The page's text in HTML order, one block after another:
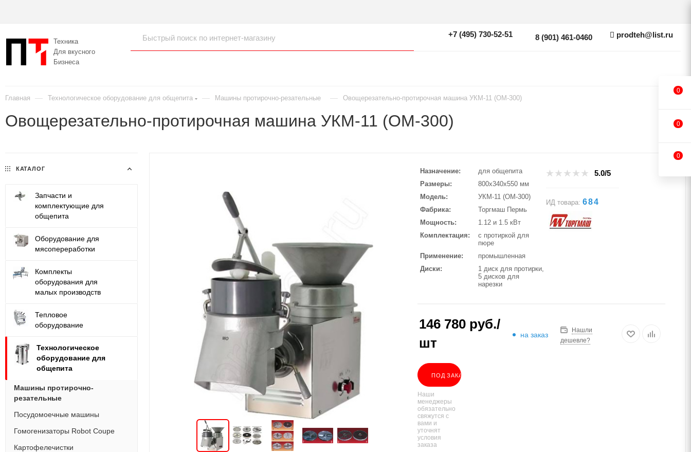
Техника
Для вкусного
Бизнеса
+7 (495) 730-52-51 8 (901) 461-0460 prodteh@list.ru
Главная — Технологическое оборудование для общепита — Машины протирочно-резательные — Овощерезательно-протирочная машина УКМ-11 (ОМ-300)
Овощерезательно-протирочная машина УКМ-11 (ОМ-300)
Назначение
для общепита
Размеры
800х340х550 мм
Модель
УКМ-11 (ОМ-300)
Фабрика
Торгмаш Пермь
Мощность
1.12 и 1.5 кВт
Комплектация
с протиркой для
пюре
Применение
промышленная
Диски
1 диск для протирки,
5 дисков для
нарезки
5.0/5
ИД товара: 684
146 780 руб./
шт
на заказ
Нашли
дешевле?
ПОД ЗАКАЗ
Наши
менеджеры
обязательно
свяжутся с
вами и
уточнят
условия
заказа
КАТАЛОГ
Запчасти и
комплектующие для
общепита
Оборудование для
мясопереработки
Комплекты
оборудования для
малых производств
Тепловое
оборудование
Технологическое
оборудование для
общепита
Машины протирочно-
резательные
Посудомоечные машины
Гомогенизаторы Robot Coupe
Картофелечистки
0
0
0